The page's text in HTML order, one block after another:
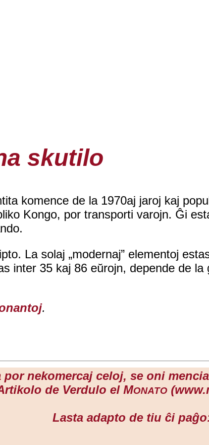
skutilo
komence de la 1970aj jaroj kaj
Kongo, por transporti varojn. Ĝi
La solaj „modernaj” elementoj
inter 35 kaj 86 eŭrojn, depende de la
.
nekomercaj celoj, se oni
de Verdulo el MONATO
Lasta adapto de tiu ĉi